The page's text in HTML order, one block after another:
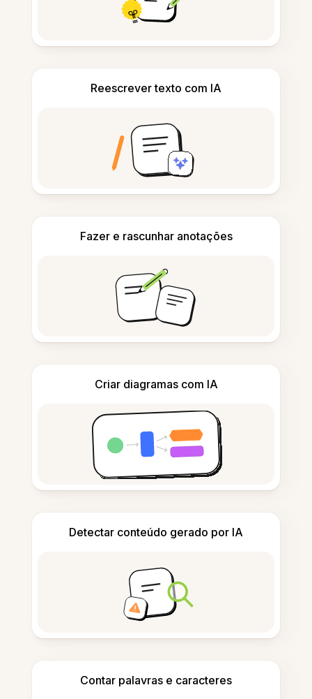
Reescrever texto com IA
Fazer e rascunhar anotações
Criar diagramas com IA
Detectar conteúdo gerado por IA
Contar palavras e caracteres